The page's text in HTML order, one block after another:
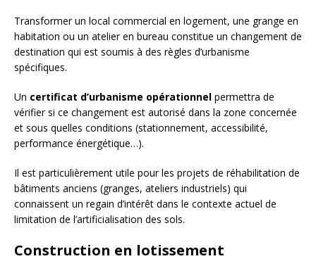
Transformer un local commercial en logement, une grange en
habitation ou un atelier en bureau constitue un changement de
destination qui est soumis à des règles d’urbanisme
spécifiques.
Un certificat d’urbanisme opérationnel permettra de
vérifier si ce changement est autorisé dans la zone concernée
et sous quelles conditions (stationnement, accessibilité,
performance énergétique…).
Il est particulièrement utile pour les projets de réhabilitation de
bâtiments anciens (granges, ateliers industriels) qui
connaissent un regain d’intérêt dans le contexte actuel de
limitation de l’artificialisation des sols.
Construction en lotissement